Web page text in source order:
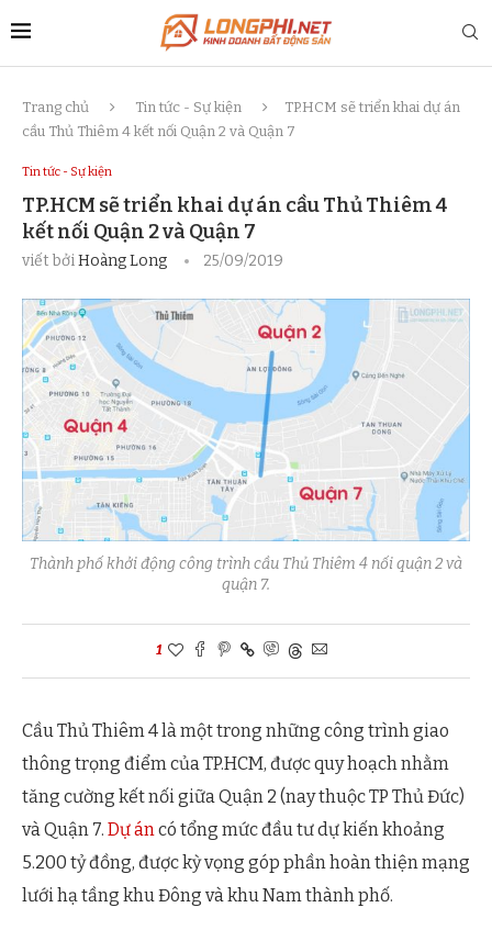
Trang chủ Tin tức - Sự kiện
TP.HCM sẽ triển khai dự án
cầu Thủ Thiêm 4 kết nối Quận 2 và Quận 7
Tin tức - Sự kiện
TP.HCM sẽ triển khai dự án cầu Thủ Thiêm 4
kết nối Quận 2 và Quận 7
viết bởiHoàng Long 25/09/2019
Thành phố khởi động công trình cầu Thủ Thiêm 4 nối quận 2 và
quận 7.
1
Cầu Thủ Thiêm 4 là một trong những công trình giao
thông trọng điểm của TP.HCM, được quy hoạch nhằm
tăng cường kết nối giữa Quận 2 (nay thuộc TP Thủ Đức)
và Quận 7. Dự áncó tổng mức đầu tư dự kiến khoảng
5.200 tỷ đồng, được kỳ vọng góp phần hoàn thiện mạng
lưới hạ tầng khu Đông và khu Nam thành phố.